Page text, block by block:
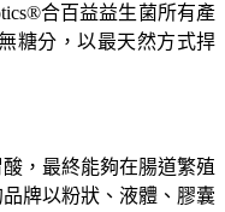
合百益益生菌所有產
糖分，以最天然方式捍
，最終能夠在腸道繁殖
牌以粉狀、液體、膠囊